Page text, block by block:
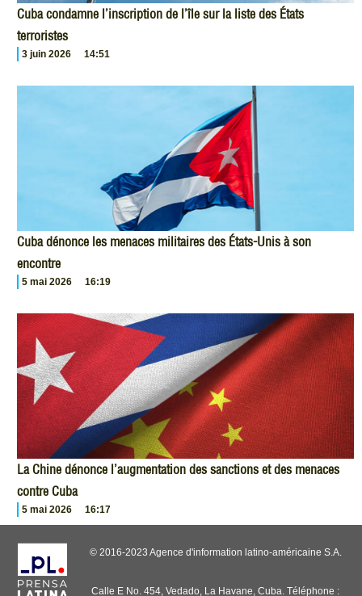
Cuba condamne l’inscription de l’île sur la liste des États
terroristes
3 juin 2026 14:51
Cuba dénonce les menaces militaires des États-Unis à son
encontre
5 mai 2026 16:19
La Chine dénonce l’augmentation des sanctions et des menaces
contre Cuba
5 mai 2026 16:17
© 2016-2023 Agence d'information latino-américaine S.A.
Calle E No. 454, Vedado, La Havane, Cuba. Téléphone :